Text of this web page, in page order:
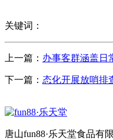
关键词：
上一篇： 办事客群涵盖日
下一篇： 态化开展放哨排
唐山fun88·乐天堂食品有